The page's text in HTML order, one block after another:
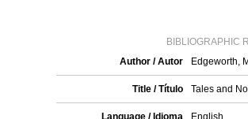
BIBLIOGRAPHIC
Author / Autor
Edgeworth,
Title / Título Tales and
Language / Idioma English